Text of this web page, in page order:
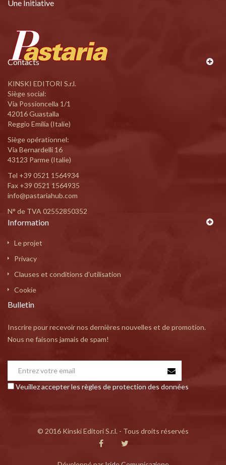
Une Initiative
Contacts
KINSKI EDITORI S.r.l.
Siège social:
Via Possioncella 1/1
42016 Guastalla
Reggio Emilia (Italie)
Siège opérationnel:
Via Bernardelli 16
43123 Parme (Italie)
Tel +39 0521 1564934
Fax +39 0521 1564935
info@pastariahub.com
N° de TVA 02552850352
Information
Le projet
Privacy
Clauses et conditions d’utilisation
Cookie
Bulletin
Inscrire pour recevoir nos dernières nouvelles et de promotion.
Nous ne faisons jamais de spam!
Veuillez accepter les règles de protection des données
© 2016 Kinski Editori S.r.l. - Tous droits réservés